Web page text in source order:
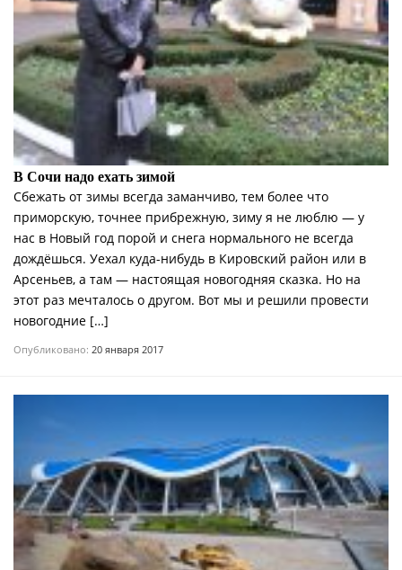
В Сочи надо ехать зимой
Сбежать от зимы всегда заманчиво, тем более что
приморскую, точнее прибрежную, зиму я не люблю — у
нас в Новый год порой и снега нормального не всегда
дождёшься. Уехал куда-нибудь в Кировский район или в
Арсеньев, а там — настоящая новогодняя сказка. Но на
этот раз мечталось о другом. Вот мы и решили провести
новогодние […]
Опубликовано: 20 января 2017